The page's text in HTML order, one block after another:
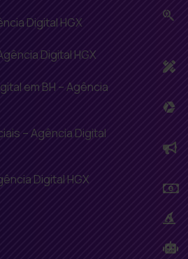
Digital HGX
Digital HGX
em BH – Agência
– Agência Digital
Digital HGX